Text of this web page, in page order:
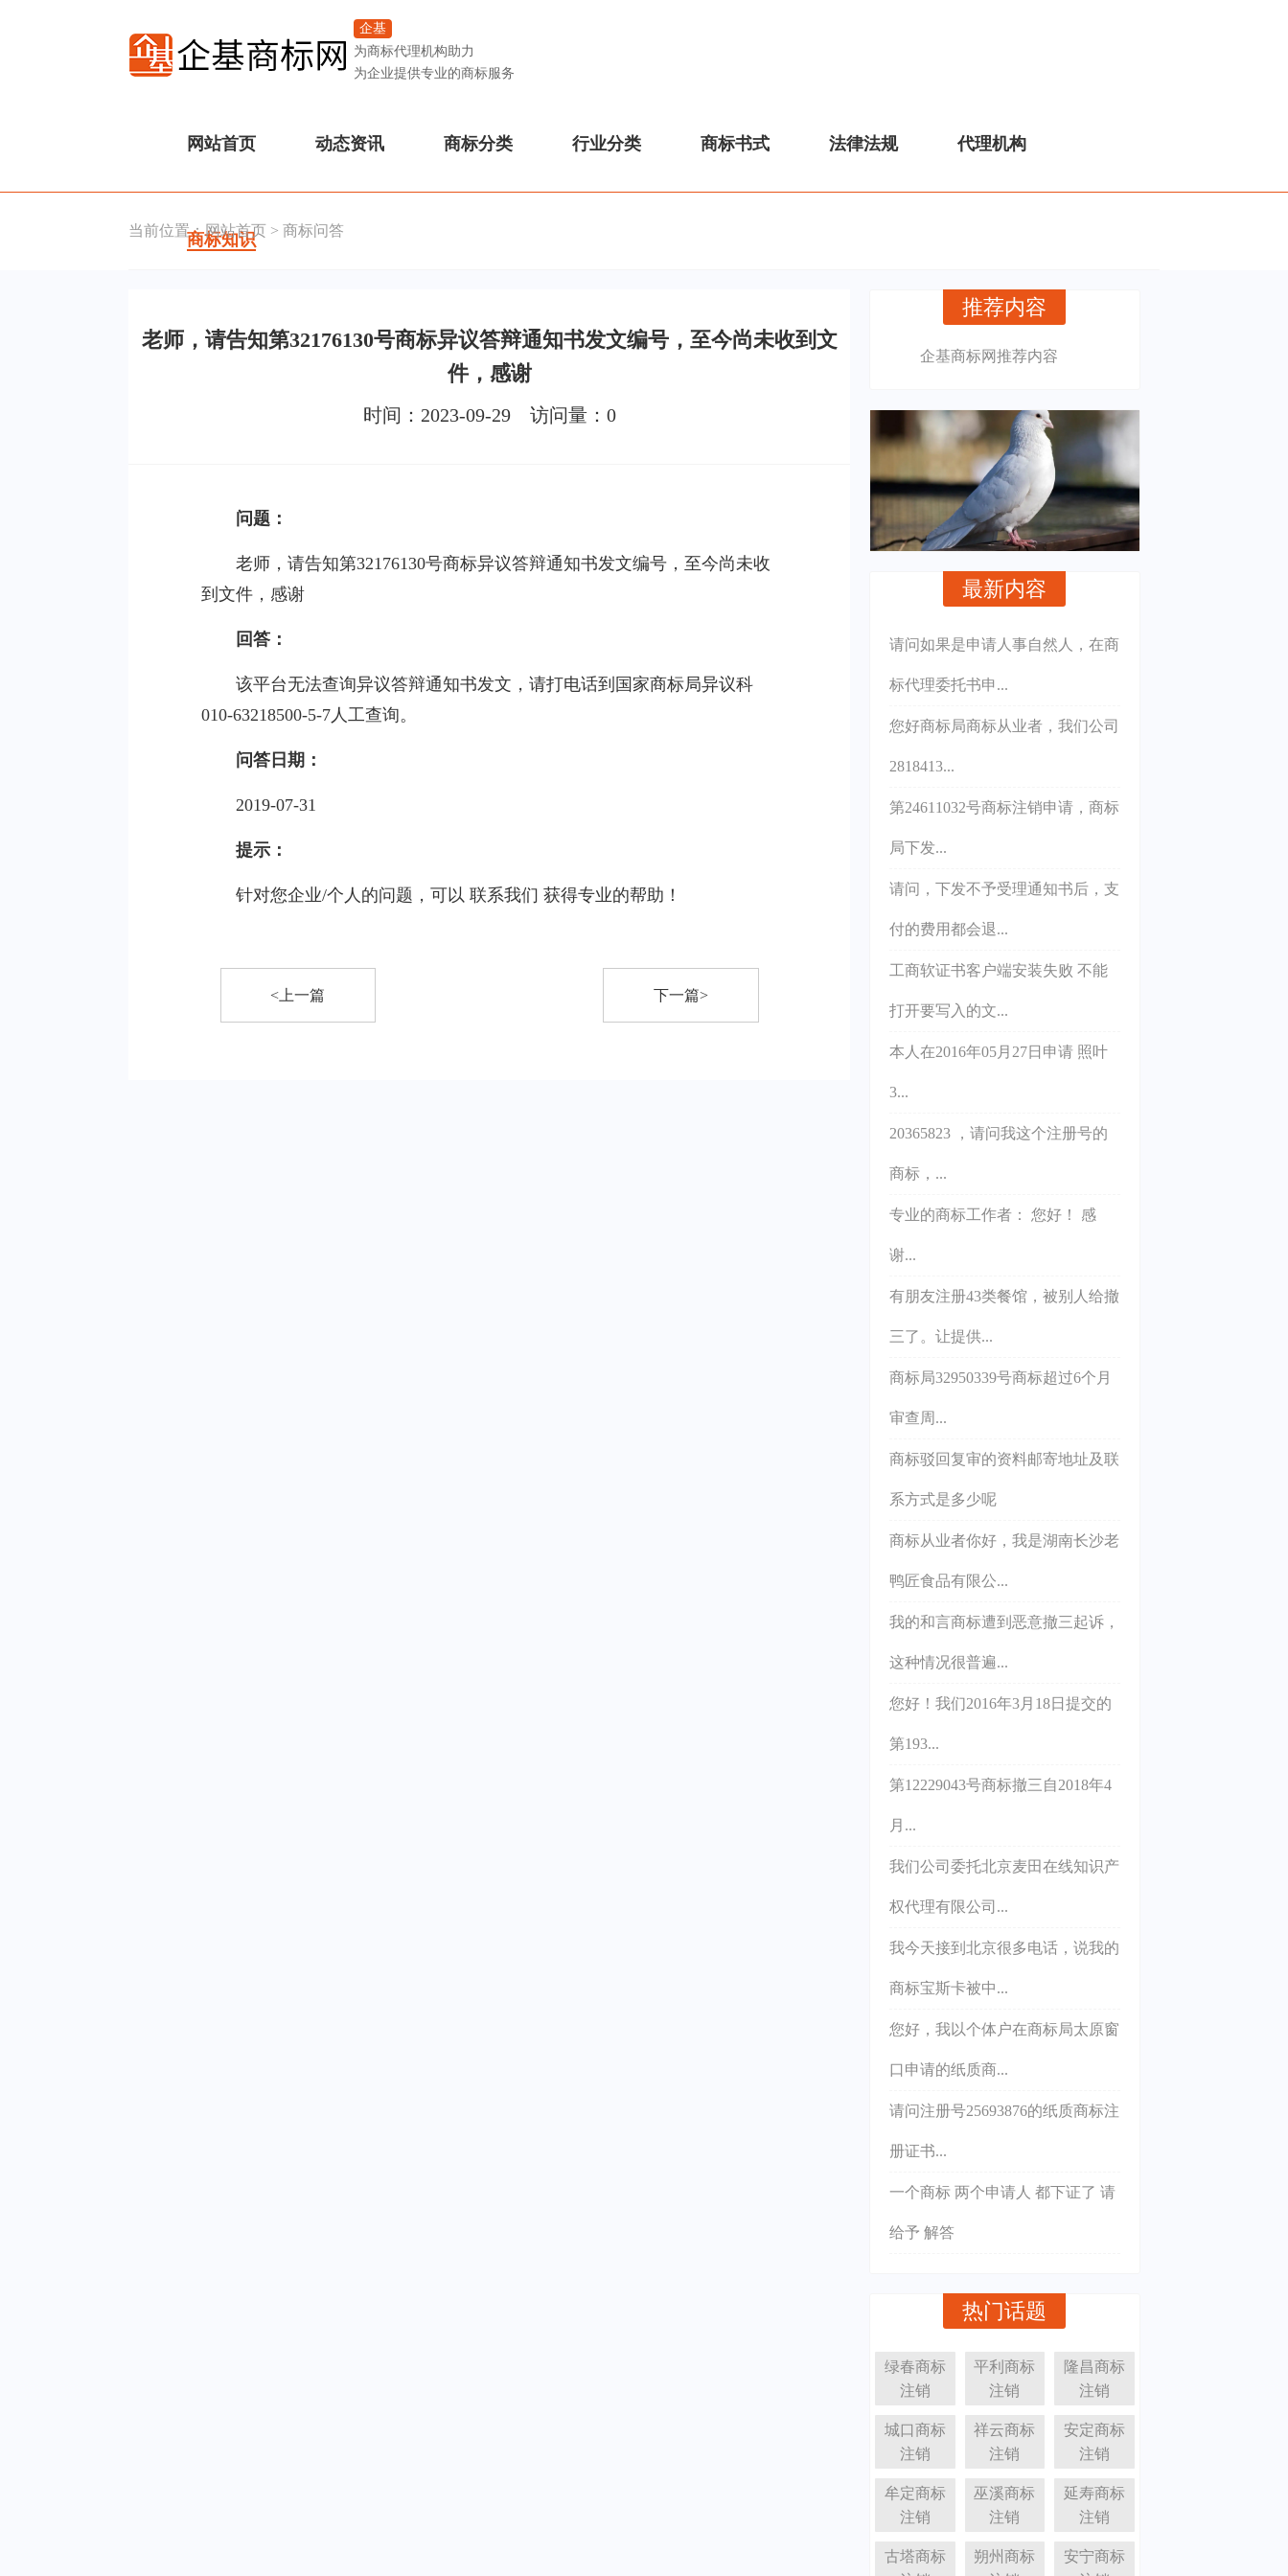
企基
为商标代理机构助力
为企业提供专业的商标服务
网站首页 动态资讯 商标分类 行业分类 商标书式 法律法规 代理机构
商标知识
当前位置：网站首页 >商标问答
老师，请告知第32176130号商标异议答辩通知书发文编号，至今尚未收到文
件，感谢
时间：2023-09-29 访问量： 0
问题：
老师，请告知第32176130号商标异议答辩通知书发文编号，至今尚未收
到文件，感谢
回答：
该平台无法查询异议答辩通知书发文，请打电话到国家商标局异议科
010-63218500-5-7人工查询。
问答日期：
2019-07-31
提示：
针对您企业/个人的问题，可以 联系我们 获得专业的帮助！
<上一篇 下一篇>
推荐内容
企基商标网推荐内容
最新内容
请问如果是申请人事自然人，在商
标代理委托书申...
您好商标局商标从业者，我们公司
2818413...
第24611032号商标注销申请，商标
局下发...
请问，下发不予受理通知书后，支
付的费用都会退...
工商软证书客户端安装失败 不能
打开要写入的文...
本人在2016年05月27日申请 照叶
3...
20365823 ，请问我这个注册号的
商标，...
专业的商标工作者： 您好！ 感
谢...
有朋友注册43类餐馆，被别人给撤
三了。让提供...
商标局32950339号商标超过6个月
审查周...
商标驳回复审的资料邮寄地址及联
系方式是多少呢
商标从业者你好，我是湖南长沙老
鸭匠食品有限公...
我的和言商标遭到恶意撤三起诉，
这种情况很普遍...
您好！我们2016年3月18日提交的
第193...
第12229043号商标撤三自2018年4
月...
我们公司委托北京麦田在线知识产
权代理有限公司...
我今天接到北京很多电话，说我的
商标宝斯卡被中...
您好，我以个体户在商标局太原窗
口申请的纸质商...
请问注册号25693876的纸质商标注
册证书...
一个商标 两个申请人 都下证了 请
给予 解答
热门话题
绿春商标
注销
平利商标
注销
隆昌商标
注销
城口商标
注销
祥云商标
注销
安定商标
注销
牟定商标
注销
巫溪商标
注销
延寿商标
注销
古塔商标
朔州商标
安宁商标